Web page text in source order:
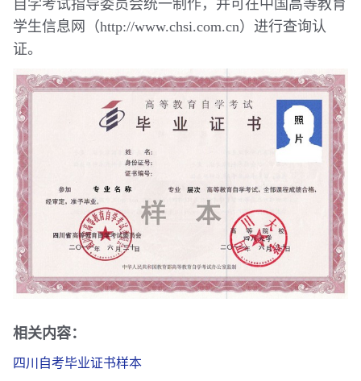
自学考试指导委员会统一制作，并可在中国高等教育
学生信息网（http://www.chsi.com.cn）进行查询认
证。
相关内容：
四川自考毕业证书样本